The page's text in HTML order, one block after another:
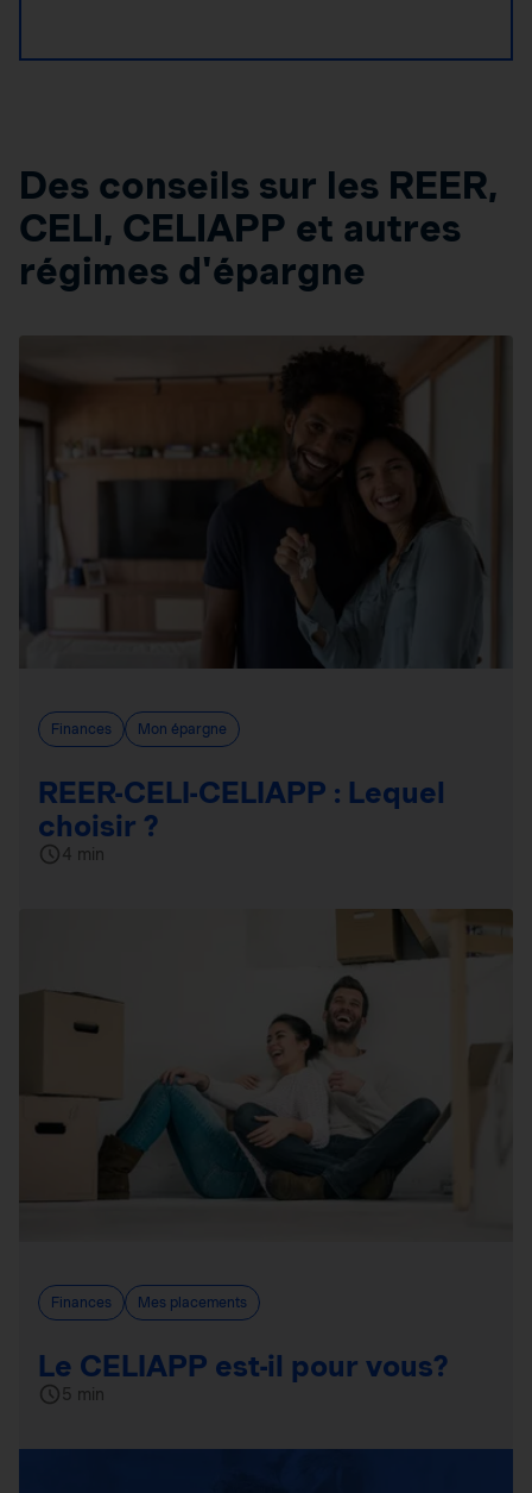
Des conseils sur les REER,
CELI, CELIAPP et autres
régimes d'épargne
Finances Mon épargne
REER-CELI-CELIAPP : Lequel
choisir ?
4 min
Finances Mes placements
Le CELIAPP est-il pour vous?
5 min